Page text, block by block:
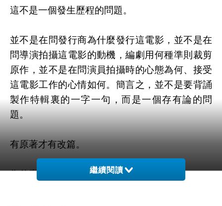
這不是一個發生歷程的問題。
並不是在問發行商為什麼發行這電影，並不是在
問導演拍攝這電影的動機，編劇用何種準則裁剪
原作，並不是在問演員拍攝時的心態為何、接受
這電影工作的心情如何。簡言之，並不是要背誦
製作特輯裏的一字一句，而是一個存有論的問
題。
有原著才有改篇。
為什麼？ 繼續閱讀